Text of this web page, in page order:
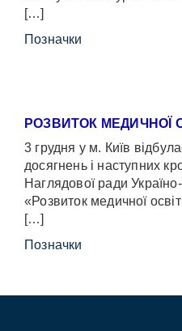
[…]
Позначки
РОЗВИТОК МЕДИЧНОЇ
3 грудня у м. Київ
досягнень і наступних
Наглядової ради
«Розвиток медичної
[…]
Позначки